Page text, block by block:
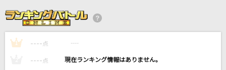
Anna
1 ---- 点 ----
---- 点 ----